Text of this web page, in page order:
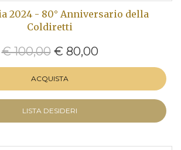
2024 - 80° Anniversario della
Coldiretti
€ 100,00€ 80,00
ACQUISTA
LISTA DESIDERI